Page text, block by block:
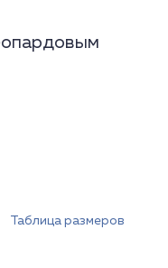
Таблица размеров